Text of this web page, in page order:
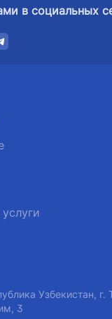
в социальных
Узбекистан, г.
3